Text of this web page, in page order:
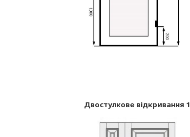
Двостулкове відкривання 1